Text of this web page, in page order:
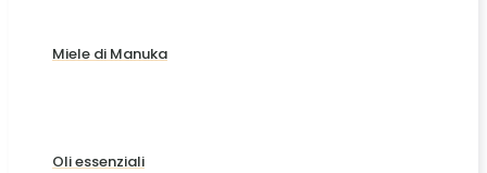
Miele di Manuka
Oli essenziali